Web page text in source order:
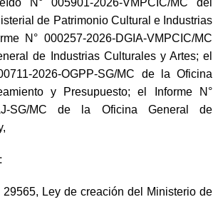
de Patrimonio Cultural e Industrias
N° 000257-2026-DGIA-VMPCIC/MC
de Industrias Culturales y Artes; el
2026-OGPP-SG/MC de la Oficina
y Presupuesto; el Informe N°
SG/MC de la Oficina General de
29565, Ley de creación del Ministerio de